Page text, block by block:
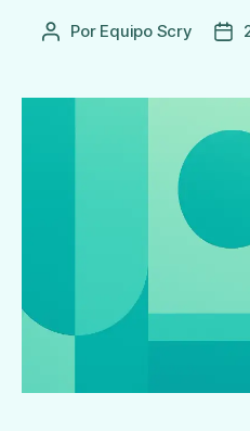
Autor
Entrada
Por Equipo Scry